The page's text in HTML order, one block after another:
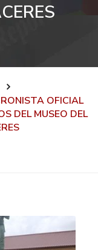
OFICIAL
DEL MUSEO DEL